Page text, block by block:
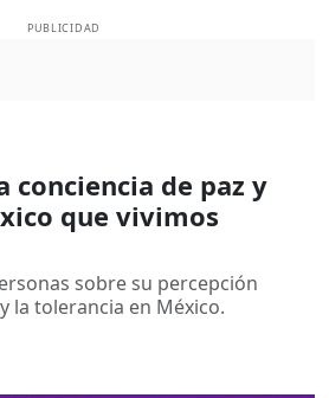
PUBLICIDAD
conciencia de paz y
que vivimos
sobre su percepción
la tolerancia en México.